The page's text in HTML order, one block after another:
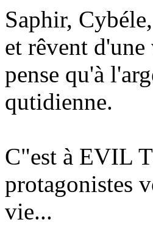
Saphir,
et rêvent
pense qu'à
qutidienne.
C"est à EVIL
protagonistes
vie...